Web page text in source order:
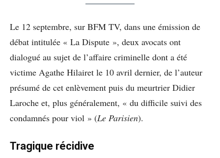
Le 12 septembre, sur BFM TV, dans une émission de
débat intitulée « La Dispute », deux avocats ont
dialogué au sujet de l’affaire criminelle dont a été
victime Agathe Hilairet le 10 avril dernier, de l’auteur
présumé de cet enlèvement puis du meurtrier Didier
Laroche et, plus généralement, « du difficile suivi des
condamnés pour viol » (Le Parisien).
Tragique récidive